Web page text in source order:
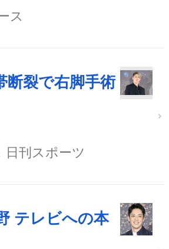
ス
断裂で右脚手術
日刊スポーツ
テレビへの本